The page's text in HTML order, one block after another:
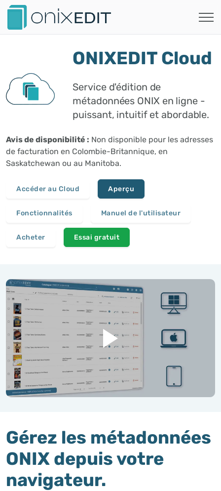
ONIXEDIT Cloud
Service d'édition de
métadonnées ONIX en ligne -
puissant, intuitif et abordable.
Avis de disponibilité : Non disponible pour les adresses
de facturation en Colombie-Britannique, en
Saskatchewan ou au Manitoba.
Accéder au Cloud Aperçu
Fonctionnalités Manuel de l'utilisateur
Acheter Essai gratuit
Gérez les métadonnées
ONIX depuis votre
navigateur.